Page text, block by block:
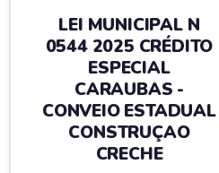
LEI MUNICIPAL N
0544 2025 CRÉDITO
ESPECIAL
CARAUBAS -
CONVEIO ESTADUAL
CONSTRUÇAO
CRECHE